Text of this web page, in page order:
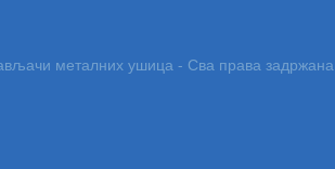
металних ушица - Сва права задржана